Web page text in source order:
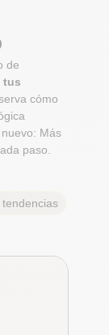
de
tus
cómo
Más
paso.